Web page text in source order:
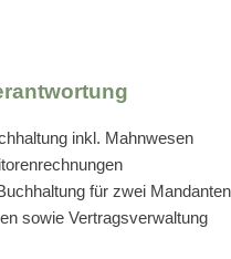
inkl. Mahnwesen
für zwei Mandanten
sowie Vertragsverwaltung